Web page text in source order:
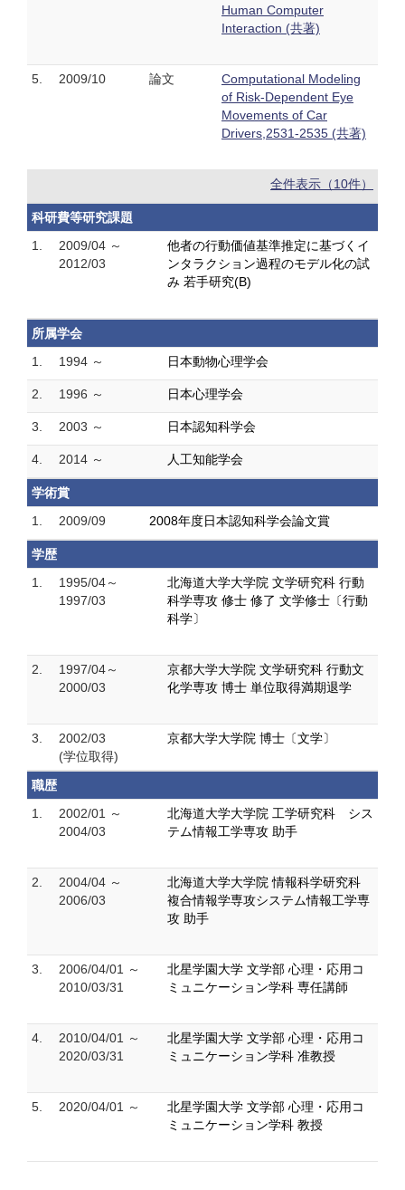
Human Computer
Interaction (共著)
5. 2009/10 論文
Computational Modeling
of Risk-Dependent Eye
Movements of Car
Drivers,2531-2535 (共著)
全件表示（10件）
科研費等研究課題
1.
2009/04 ～
2012/03
他者の行動価値基準推定に基づくイ
ンタラクション過程のモデル化の試
み 若手研究(B)
所属学会
1.
1994 ～ 日本動物心理学会
2. 1996 ～ 日本心理学会
3. 2003 ～ 日本認知科学会
4. 2014 ～ 人工知能学会
学術賞
1.
2009/09 2008年度日本認知科学会論文賞
学歴
1.
1995/04～
1997/03
北海道大学大学院 文学研究科 行動
科学専攻 修士 修了 文学修士〔行動
科学〕
2.
1997/04～
2000/03
京都大学大学院 文学研究科 行動文
化学専攻 博士 単位取得満期退学
3.
2002/03
(学位取得)
京都大学大学院 博士〔文学〕
職歴
1.
2002/01 ～
2004/03
北海道大学大学院 工学研究科 シス
テム情報工学専攻 助手
2.
2004/04 ～
2006/03
北海道大学大学院 情報科学研究科
複合情報学専攻システム情報工学専
攻 助手
3.
2006/04/01 ～
2010/03/31
北星学園大学 文学部 心理・応用コ
ミュニケーション学科 専任講師
4.
2010/04/01 ～
2020/03/31
北星学園大学 文学部 心理・応用コ
ミュニケーション学科 准教授
5. 2020/04/01 ～
北星学園大学 文学部 心理・応用コ
ミュニケーション学科 教授